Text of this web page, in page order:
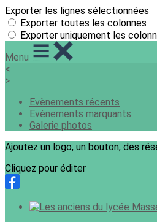
Exporter les lignes sélectionnées
Exporter toutes les colonnes
Exporter uniquement les
Menu
<
>
Evènements récents
Evènements marquants
Galerie photos
Ajoutez un logo, un bouton, des
Cliquez pour éditer